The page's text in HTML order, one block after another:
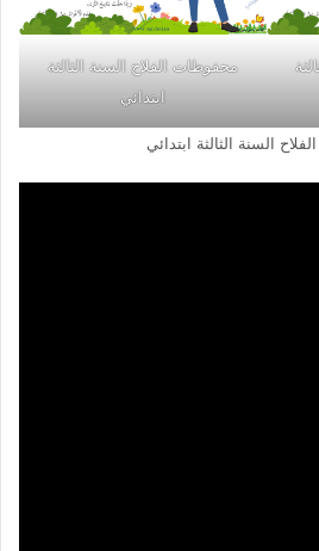
محفوظات الفلاح السنة الثالثة
ابتدائي
السنة الثالثة ابتدائي